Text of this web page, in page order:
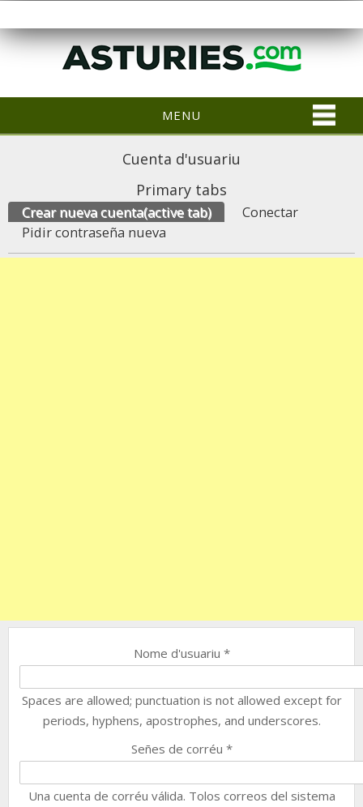
MENU
Cuenta d'usuariu
Primary tabs
Crear nueva cuenta(active tab)
Conectar
Pidir contraseña nueva
Nome d'usuariu *
Spaces are allowed; punctuation is not allowed except for
periods, hyphens, apostrophes, and underscores.
Señes de corréu *
Una cuenta de corréu válida. Tolos correos del sistema